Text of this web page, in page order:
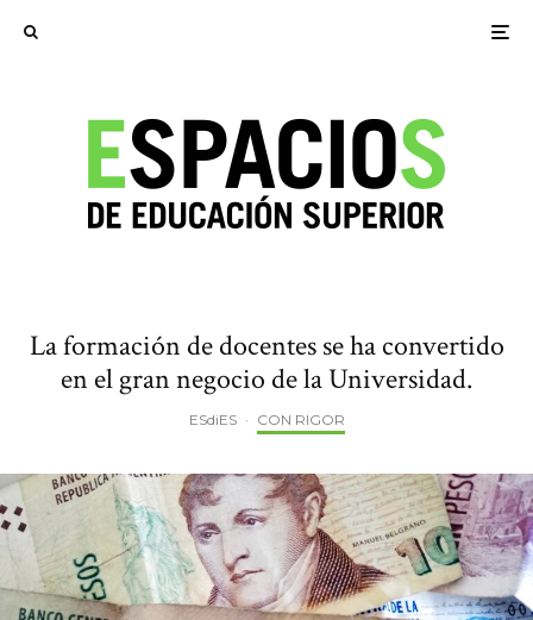
La formación de docentes se ha convertido
en el gran negocio de la Universidad.
ESdiES · CON RIGOR